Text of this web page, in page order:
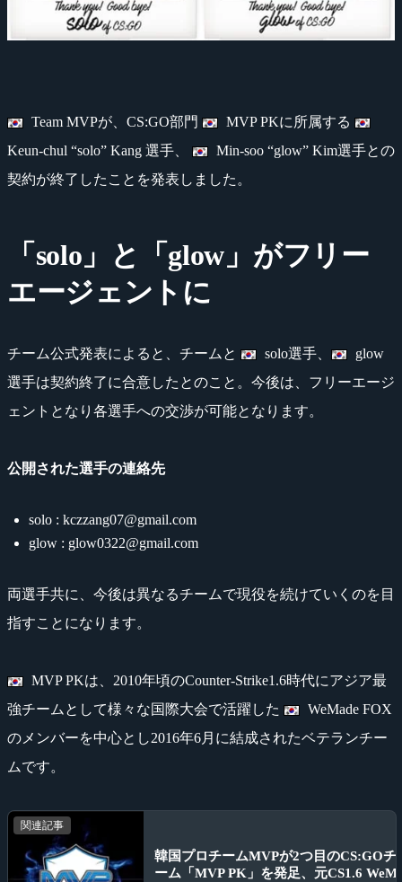
Team MVPが、CS:GO部門
MVP PKに所属する
Keun-chul “solo” Kang 選手、
Min-soo “glow” Kim選手との
契約が終了したことを発表しました。
「solo」と「glow」がフリー
エージェントに
チーム公式発表によると、チームと solo選手、
glow
選手は契約終了に合意したとのこと。今後は、フリーエージ
ェントとなり各選手への交渉が可能となります。
公開された選手の連絡先
solo : kczzang07@gmail.com
glow : glow0322@gmail.com
両選手共に、今後は異なるチームで現役を続けていくのを目
指すことになります。
MVP PKは、2010年頃のCounter-Strike1.6時代にアジア最
強チームとして様々な国際大会で活躍した
WeMade FOX
のメンバーを中心とし2016年6月に結成されたベテランチー
ムです。
関連記事
韓国プロチームMVPが2つ目のCS:GOチ
ーム「MVP PK」を発足、元CS1.6